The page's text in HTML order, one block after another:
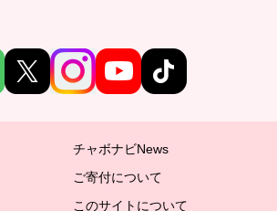
チャボナビNews
ご寄付について
このサイトについて